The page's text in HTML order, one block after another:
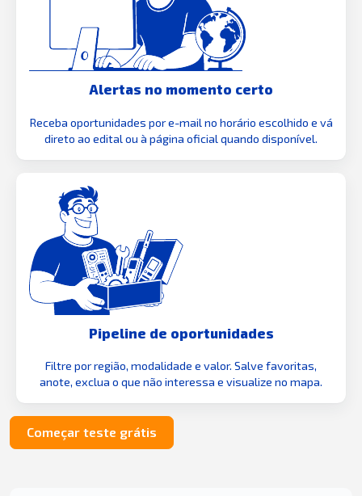
Alertas no momento certo
Receba oportunidades por e-mail no horário escolhido e vá
direto ao edital ou à página oficial quando disponível.
Pipeline de oportunidades
Filtre por região, modalidade e valor. Salve favoritas,
anote, exclua o que não interessa e visualize no mapa.
Começar teste grátis